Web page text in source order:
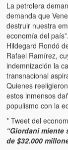
La petrolera
demanda que
destruir nuestra
economía del
Hildegard Rondó
Rafael Ramírez,
indemnización la
transnacional
Quienes
estos inmensos
populismo con la
* Tweet del
“Giordani miente
de $32.000